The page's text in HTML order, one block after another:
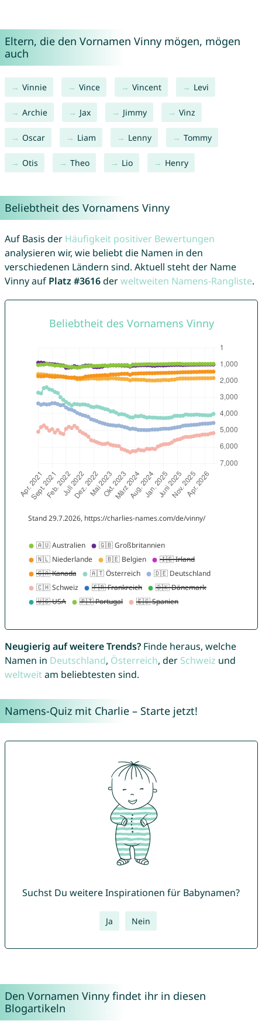
Eltern, die den Vornamen Vinny mögen, mögen
auch
Vinnie Vince Vincent Levi
Archie Jax Jimmy Vinz
Oscar Liam Lenny Tommy
Otis Theo Lio Henry
Beliebtheit des Vornamens Vinny
Auf Basis der Häufigkeit positiver Bewertungen
analysieren wir, wie beliebt die Namen in den
verschiedenen Ländern sind. Aktuell steht der Name
Vinny auf Platz #3616derweltweiten Namens-Rangliste.
Neugierig auf weitere Trends?Finde heraus, welche
Namen in Deutschland, Österreich, der Schweiz und
weltweitam beliebtesten sind.
Namens-Quiz mit Charlie – Starte jetzt!
Suchst Du weitere Inspirationen für Babynamen?
Ja Nein
Den Vornamen Vinny findet ihr in diesen
Blogartikeln